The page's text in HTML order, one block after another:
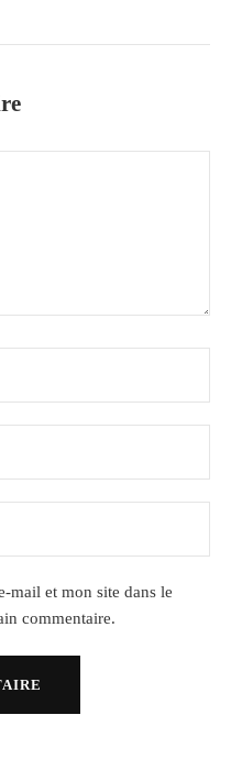
mail et mon site dans le
commentaire.